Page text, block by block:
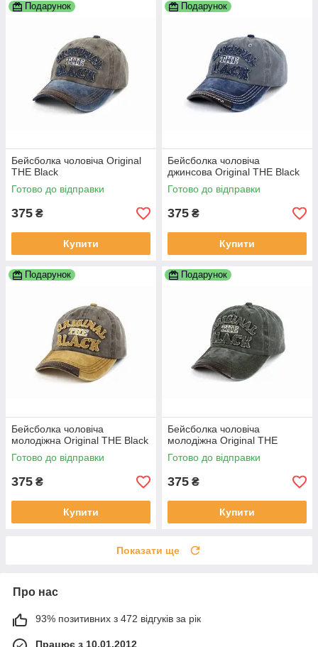
Подарунок
Бейсболка чоловіча Original
THE Black
Готово до відправки
375 ₴
Купити
Подарунок
Бейсболка чоловіча
джинсова Original THE Black
Готово до відправки
375 ₴
Купити
Подарунок
Бейсболка чоловіча
молодіжна Original THE Black
Готово до відправки
375 ₴
Купити
Подарунок
Бейсболка чоловіча
молодіжна Original THE
Готово до відправки
375 ₴
Купити
Показати ще
Про нас
93% позитивних з 472 відгуків за рік
Працює з 10.01.2012